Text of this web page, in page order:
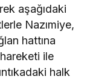
aşağıdaki
Nazımiye,
hattına
ile
halk